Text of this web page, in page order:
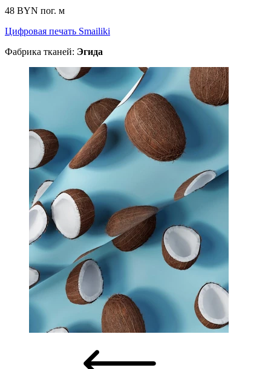
48 BYN пог. м
Цифровая печать Smailiki
Фабрика тканей: Эгида